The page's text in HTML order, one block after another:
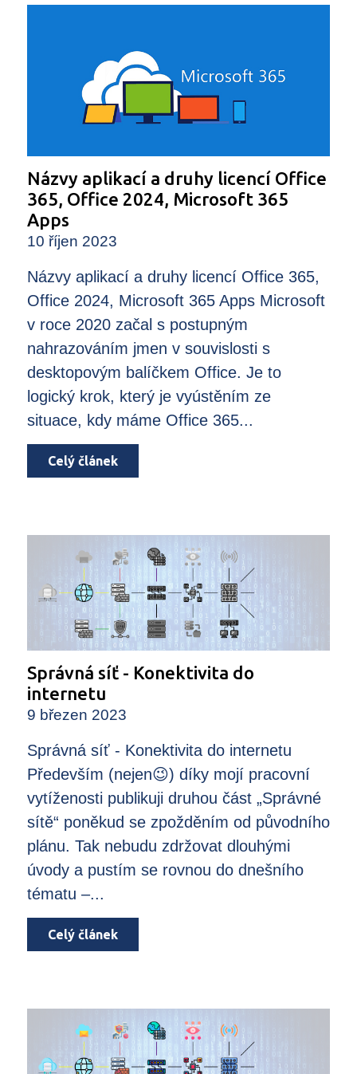
Názvy aplikací a druhy licencí Office
365, Office 2024, Microsoft 365
Apps
10 říjen 2023
Názvy aplikací a druhy licencí Office 365,
Office 2024, Microsoft 365 Apps Microsoft
v roce 2020 začal s postupným
nahrazováním jmen v souvislosti s
desktopovým balíčkem Office. Je to
logický krok, který je vyústěním ze
situace, kdy máme Office 365...
Celý článek
Správná síť - Konektivita do
internetu
9 březen 2023
Správná síť - Konektivita do internetu
Především (nejen😉) díky mojí pracovní
vytíženosti publikuji druhou část „Správné
sítě“ poněkud se zpožděním od původního
plánu. Tak nebudu zdržovat dlouhými
úvody a pustím se rovnou do dnešního
tématu –...
Celý článek